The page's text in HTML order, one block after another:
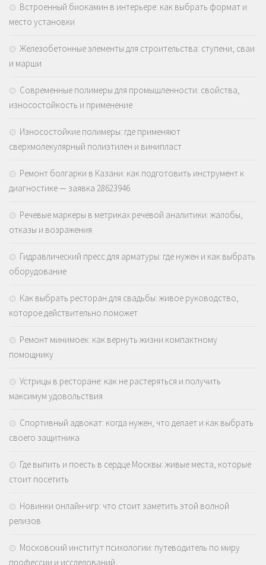
Встроенный биокамин в интерьере: как выбрать формат и
место установки
Железобетонные элементы для строительства: ступени, сваи
и марши
Современные полимеры для промышленности: свойства,
износостойкость и применение
Износостойкие полимеры: где применяют
сверхмолекулярный полиэтилен и винипласт
Ремонт болгарки в Казани: как подготовить инструмент к
диагностике — заявка 28623946
Речевые маркеры в метриках речевой аналитики: жалобы,
отказы и возражения
Гидравлический пресс для арматуры: где нужен и как выбрать
оборудование
Как выбрать ресторан для свадьбы: живое руководство,
которое действительно поможет
Ремонт минимоек: как вернуть жизни компактному
помощнику
Устрицы в ресторане: как не растеряться и получить
максимум удовольствия
Спортивный адвокат: когда нужен, что делает и как выбрать
своего защитника
Где выпить и поесть в сердце Москвы: живые места, которые
стоит посетить
Новинки онлайн-игр: что стоит заметить этой волной
релизов
Московский институт психологии: путеводитель по миру
профессии и исследований